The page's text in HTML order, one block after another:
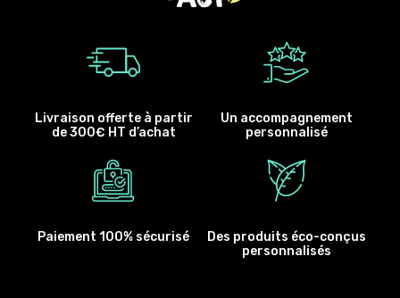
Livraison offerte à partir
de 300€ HT d’achat
Un accompagnement
personnalisé
Paiement 100% sécurisé
Des produits éco-conçus
personnalisés